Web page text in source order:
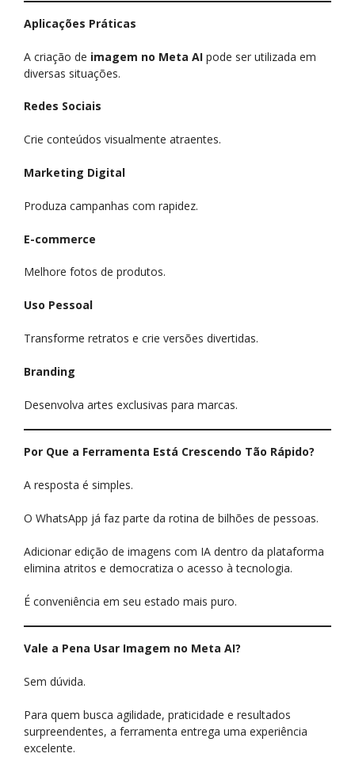
Aplicações Práticas
A criação de imagem no Meta AI pode ser utilizada em
diversas situações.
Redes Sociais
Crie conteúdos visualmente atraentes.
Marketing Digital
Produza campanhas com rapidez.
E-commerce
Melhore fotos de produtos.
Uso Pessoal
Transforme retratos e crie versões divertidas.
Branding
Desenvolva artes exclusivas para marcas.
Por Que a Ferramenta Está Crescendo Tão Rápido?
A resposta é simples.
O WhatsApp já faz parte da rotina de bilhões de pessoas.
Adicionar edição de imagens com IA dentro da plataforma
elimina atritos e democratiza o acesso à tecnologia.
É conveniência em seu estado mais puro.
Vale a Pena Usar Imagem no Meta AI?
Sem dúvida.
Para quem busca agilidade, praticidade e resultados
surpreendentes, a ferramenta entrega uma experiência
excelente.